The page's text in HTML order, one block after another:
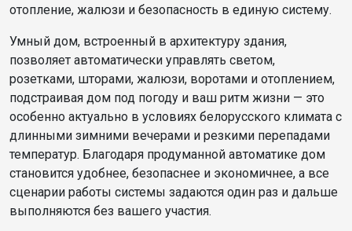
отопление, жалюзи и безопасность в единую систему.
Умный дом, встроенный в архитектуру здания,
позволяет автоматически управлять светом,
розетками, шторами, жалюзи, воротами и отоплением,
подстраивая дом под погоду и ваш ритм жизни — это
особенно актуально в условиях белорусского климата с
длинными зимними вечерами и резкими перепадами
температур. Благодаря продуманной автоматике дом
становится удобнее, безопаснее и экономичнее, а все
сценарии работы системы задаются один раз и дальше
выполняются без вашего участия.